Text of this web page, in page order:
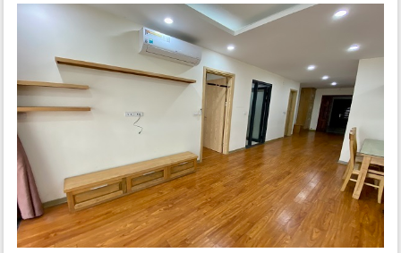
>>> Xem thêm:
Cho thuê N01-T4Ngoại giao đoàn